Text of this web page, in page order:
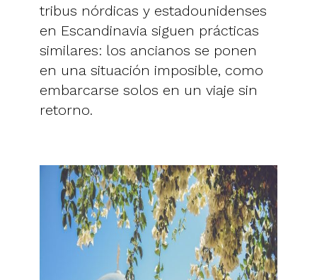
tribus nórdicas y estadounidenses
en Escandinavia siguen prácticas
similares: los ancianos se ponen
en una situación imposible, como
embarcarse solos en un viaje sin
retorno.